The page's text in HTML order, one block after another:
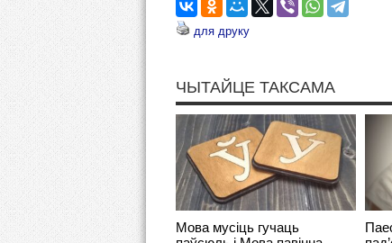
для друку
ЧЫТАЙЦЕ ТАКСАМА
Мова мусіць гучаць